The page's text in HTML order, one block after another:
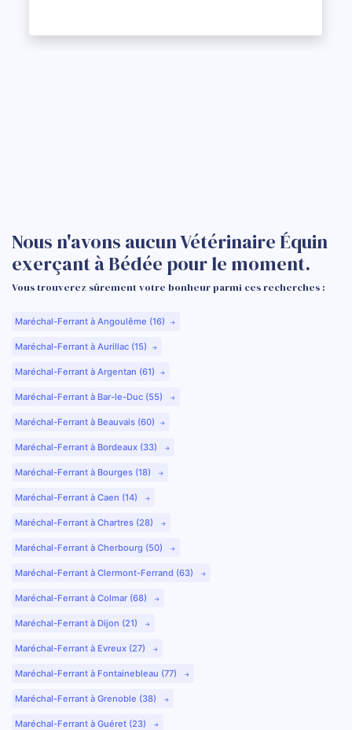
Nous n'avons aucun Vétérinaire Équin
exerçant à Bédée pour le moment.
Vous trouverez sûrement votre bonheur parmi ces recherches :
Maréchal-Ferrant à Angoulême (16)
Maréchal-Ferrant à Aurillac (15)
Maréchal-Ferrant à Argentan (61)
Maréchal-Ferrant à Bar-le-Duc (55)
Maréchal-Ferrant à Beauvais (60)
Maréchal-Ferrant à Bordeaux (33)
Maréchal-Ferrant à Bourges (18)
Maréchal-Ferrant à Caen (14)
Maréchal-Ferrant à Chartres (28)
Maréchal-Ferrant à Cherbourg (50)
Maréchal-Ferrant à Clermont-Ferrand (63)
Maréchal-Ferrant à Colmar (68)
Maréchal-Ferrant à Dijon (21)
Maréchal-Ferrant à Evreux (27)
Maréchal-Ferrant à Fontainebleau (77)
Maréchal-Ferrant à Grenoble (38)
Maréchal-Ferrant à Guéret (23)